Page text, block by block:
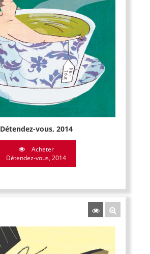
Détendez-vous, 2014
Acheter
Détendez-vous, 2014